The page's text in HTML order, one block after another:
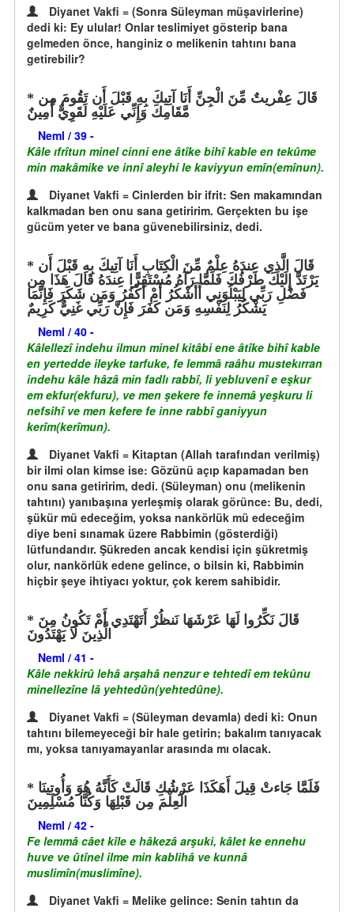
Diyanet Vakfi = (Sonra Süleyman müşavirlerine)
dedi ki: Ey ulular! Onlar teslimiyet gösterip bana
gelmeden önce, hanginiz o melikenin tahtını bana
getirebilir?
مَّقَامِكَ وَإِنِّي عَلَيْهِ لَقَوِيٌّ أَمِينٌ
Neml / 39 -
Kâle ıfrîtun minel cinni ene âtîke bihî kable en tekûme
min makâmike ve innî aleyhi le kaviyyun emîn(emînun).
Diyanet Vakfi = Cinlerden bir ifrit: Sen makamından
kalkmadan ben onu sana getiririm. Gerçekten bu işe
gücüm yeter ve bana güvenebilirsiniz, dedi.
يَرْتَدَّ إِلَيْكَ طَرْفُكَ فَلَمَّا رَآهُ مُسْتَقِرًّا عِندَهُ قَالَ هَذَا مِن
فَضْلِ رَبِّي لِيَبْلُوَنِي أَأَشْكُرُ أَمْ أَكْفُرُ وَمَن شَكَرَ فَإِنَّمَا
يَشْكُرُ لِنَفْسِهِ وَمَن كَفَرَ فَإِنَّ رَبِّي غَنِيٌّ كَرِيمٌ
Neml / 40 -
Kâlellezî indehu ilmun minel kitâbi ene âtîke bihî kable
en yertedde ileyke tarfuke, fe lemmâ raâhu mustekırran
indehu kâle hâzâ min fadlı rabbî, li yebluvenî e eşkur
em ekfur(ekfuru), ve men şekere fe innemâ yeşkuru li
nefsihî ve men kefere fe inne rabbî ganiyyun
kerîm(kerîmun).
Diyanet Vakfi = Kitaptan (Allah tarafından verilmiş)
bir ilmi olan kimse ise: Gözünü açıp kapamadan ben
onu sana getiririm, dedi. (Süleyman) onu (melikenin
tahtını) yanıbaşına yerleşmiş olarak görünce: Bu, dedi,
şükür mü edeceğim, yoksa nankörlük mü edeceğim
diye beni sınamak üzere Rabbimin (gösterdiği)
lütfundandır. Şükreden ancak kendisi için şükretmiş
olur, nankörlük edene gelince, o bilsin ki, Rabbimin
hiçbir şeye ihtiyacı yoktur, çok kerem sahibidir.
الَّذِينَ لَا يَهْتَدُونَ
Neml / 41 -
Kâle nekkirû lehâ arşahâ nenzur e tehtedî em tekûnu
minellezîne lâ yehtedûn(yehtedûne).
Diyanet Vakfi = (Süleyman devamla) dedi ki: Onun
tahtını bilemeyeceği bir hale getirin; bakalım tanıyacak
mı, yoksa tanıyamayanlar arasında mı olacak.
الْعِلْمَ مِن قَبْلِهَا وَكُنَّا مُسْلِمِينَ
Neml / 42 -
Fe lemmâ câet kîle e hâkezâ arşuki, kâlet ke ennehu
huve ve ûtînel ilme min kablihâ ve kunnâ
muslimîn(muslimîne).
Diyanet Vakfi = Melike gelince: Senin tahtın da